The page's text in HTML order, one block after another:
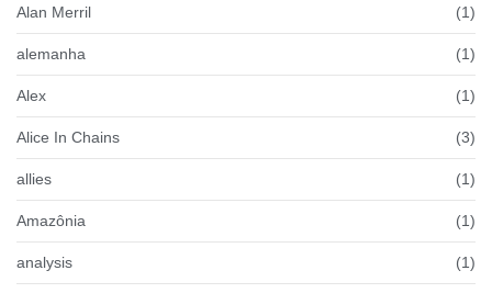
Alan Merril (1)
alemanha (1)
Alex (1)
Alice In Chains (3)
allies (1)
Amazônia (1)
analysis (1)